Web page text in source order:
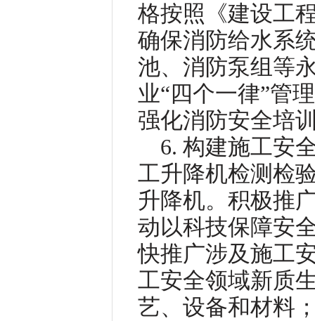
格按照《建设工
确保消防给水系
池、消防泵组等
业“四个一律”管
强化消防安全培
6. 构建施工安
工升降机检测检
升降机。积极推
动以科技保障安
快推广涉及施工
工安全领域新质
艺、设备和材料